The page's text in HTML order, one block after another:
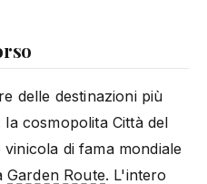
delle destinazioni più
cosmopolita Città del
di fama mondiale
Garden Route. L'intero